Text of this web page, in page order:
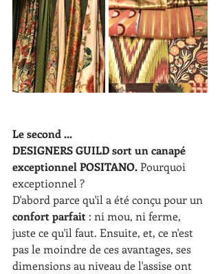
Le second ...
DESIGNERS GUILD sort un canapé
exceptionnel POSITANO. Pourquoi
exceptionnel ?
D'abord parce qu'il a été conçu pour un
confort parfait : ni mou, ni ferme,
juste ce qu'il faut. Ensuite, et, ce n'est
pas le moindre de ces avantages, ses
dimensions au niveau de l'assise ont